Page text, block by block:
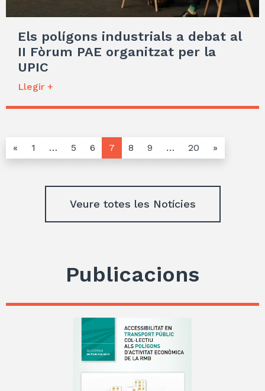
Els polígons industrials a debat al
II Fòrum PAE organitzat per la
UPIC
Llegir +
« 1 … 5 6 7 8 9 … 20 »
Veure totes les Notícies
Publicacions